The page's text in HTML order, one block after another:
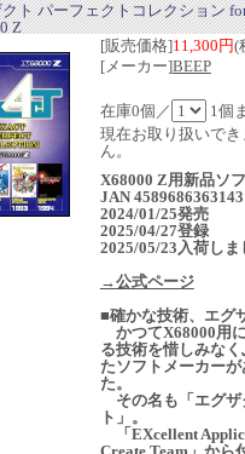
ト パーフェクトコレクション
Z
[販売価格]11,300円(
[メーカー]BEEP
在庫0個／
1個
現在お取り扱いでき
ん。
X68000 Z用新品
JAN 4589686363143
2024/01/25発売
2025/04/27登録
2025/05/23入荷しま
→公式ページ
■確かな技術、エグ
かつてX68000用
る技術を惜しみな
たソフトメーカーが
た。
その名も「エグザ
ト」。
「EXcellent